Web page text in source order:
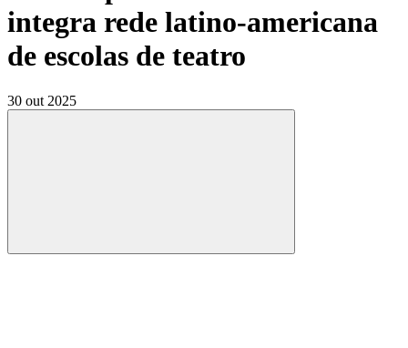
integra rede latino-americana
de escolas de teatro
30 out 2025
Compartilhar